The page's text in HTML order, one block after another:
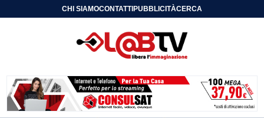
CHI SIAMOCONTATTIPUBBLICITÀCERCA